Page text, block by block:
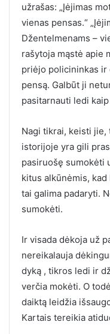
užrašas: „Įėjimas
vienas pensas.“
Džentelmenams –
rašytoja mąstė apie
priėjo policininkas ir
pensą. Galbūt ji
pasitarnauti ledi
Nagi tikrai, keisti
istorijoje yra gili
pasiruošę sumokėti
kitus alkūnėmis,
tai galima padaryti.
sumokėti.
Ir visada dėkoja už
nereikalauja
dyką , tikros ledi ir
verčia mokėti. O
daiktą leidžia
Kartais tereikia